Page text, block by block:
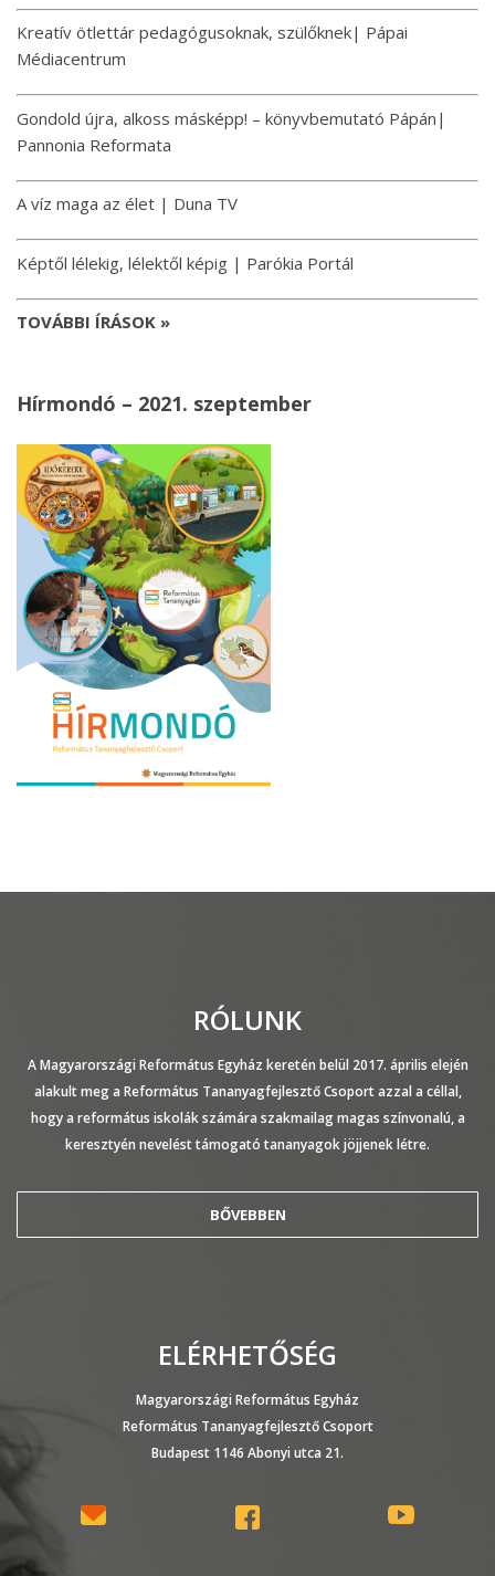
Kreatív ötlettár pedagógusoknak, szülőknek| Pápai
Médiacentrum
Gondold újra, alkoss másképp! – könyvbemutató Pápán|
Pannonia Reformata
A víz maga az élet | Duna TV
Képtől lélekig, lélektől képig | Parókia Portál
TOVÁBBI ÍRÁSOK »
Hírmondó – 2021. szeptember
RÓLUNK
A Magyarországi Református Egyház keretén belül 2017. április elején
alakult meg a Református Tananyagfejlesztő Csoport azzal a céllal,
hogy a református iskolák számára szakmailag magas színvonalú, a
keresztyén nevelést támogató tananyagok jöjjenek létre.
BŐVEBBEN
ELÉRHETŐSÉG
Magyarországi Református Egyház
Református Tananyagfejlesztő Csoport
Budapest 1146 Abonyi utca 21.